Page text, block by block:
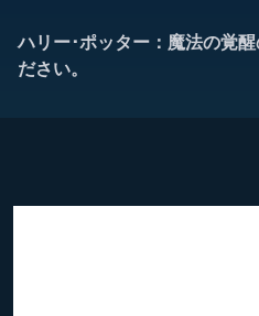
ハリー･ポッター：魔法の覚醒
ださい。